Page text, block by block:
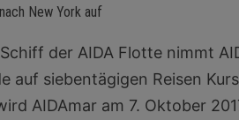
New York auf
der AIDA Flotte nimmt
auf siebentägigen Reisen
AIDAmar am 7. Oktober